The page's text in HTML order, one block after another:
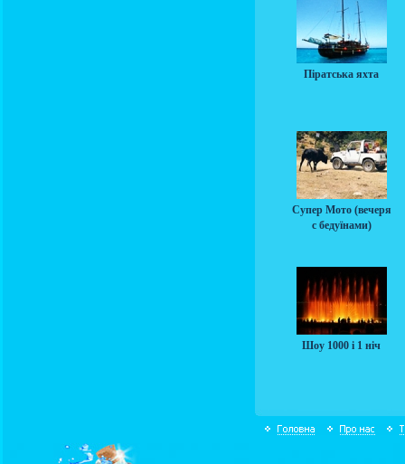
Піратська яхта
Супер Мото (вечеря
с бедуїнами)
Шоу 1000 і 1 ніч